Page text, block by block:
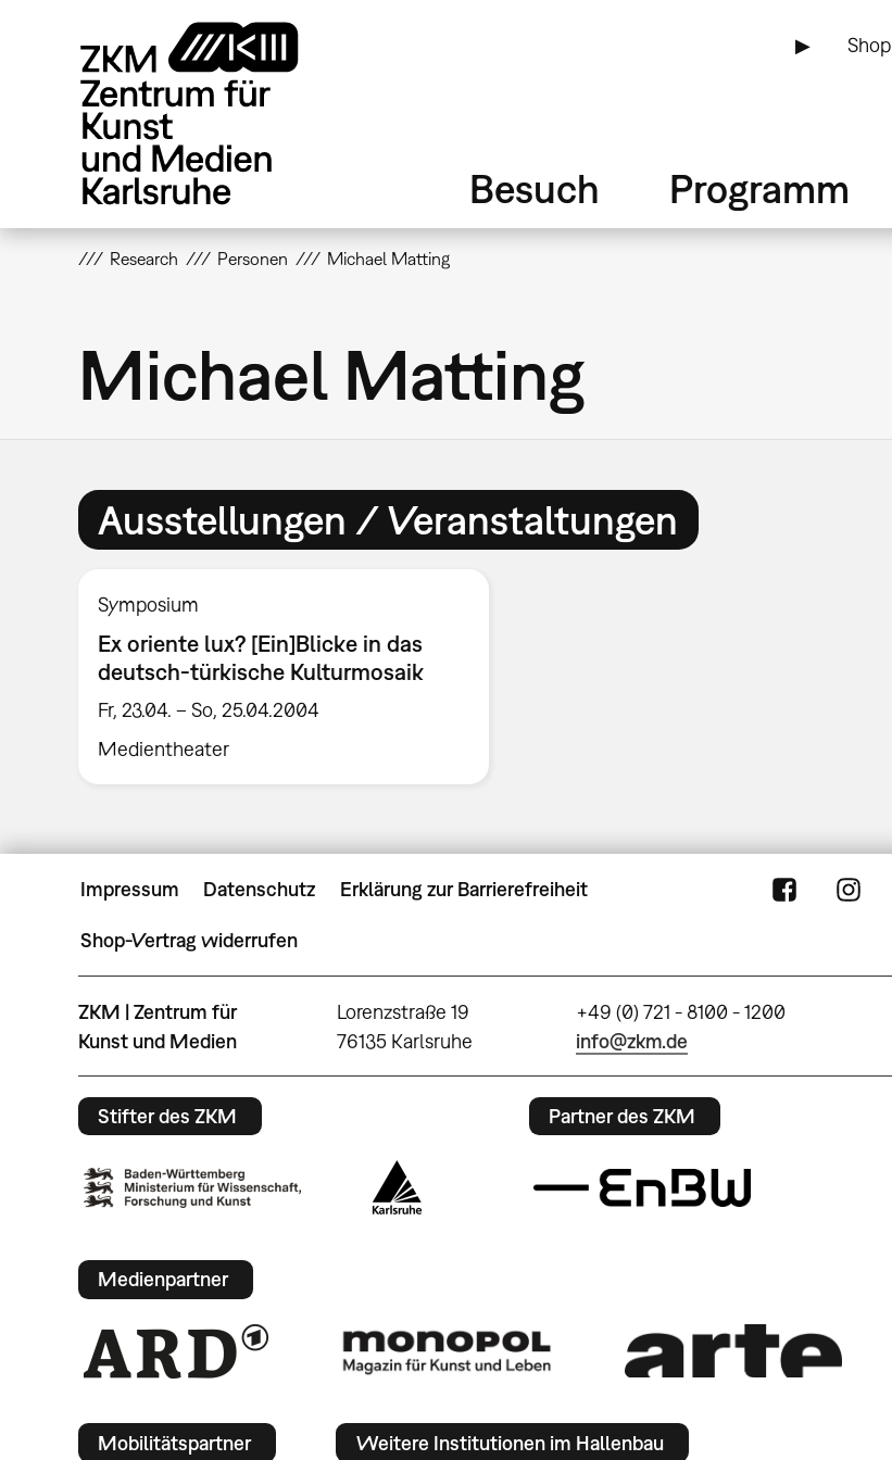
▶ Shop
Besuch Programm
Research Personen Michael Matting
Michael Matting
Ausstellungen / Veranstaltungen
Symposium
Ex oriente lux? [Ein]Blicke in das
deutsch-türkische Kulturmosaik
Fr, 23.04. – So, 25.04.2004
Medientheater
Impressum Datenschutz Erklärung zur Barrierefreiheit
Shop-Vertrag widerrufen
ZKM | Zentrum für
Kunst und Medien
Lorenzstraße 19
76135 Karlsruhe
+49 (0) 721 - 8100 - 1200
info@zkm.de
Stifter des ZKM Partner des ZKM
Medienpartner
Mobilitätspartner Weitere Institutionen im Hallenbau